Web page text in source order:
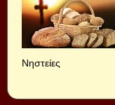
Νηστείες